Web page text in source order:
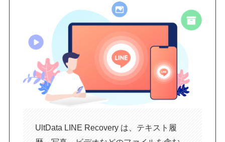
UltData LINE Recovery は、テキスト履